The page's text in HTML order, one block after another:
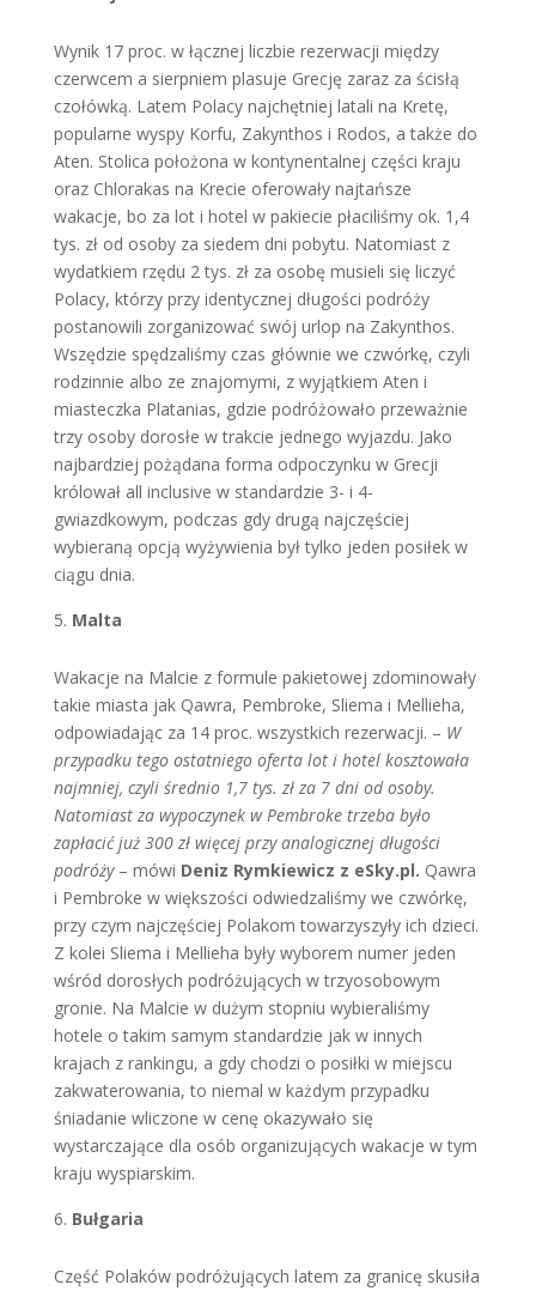
Wynik 17 proc. w łącznej liczbie rezerwacji między
czerwcem a sierpniem plasuje Grecję zaraz za ścisłą
czołówką. Latem Polacy najchętniej latali na Kretę,
popularne wyspy Korfu, Zakynthos i Rodos, a także do
Aten. Stolica położona w kontynentalnej części kraju
oraz Chlorakas na Krecie oferowały najtańsze
wakacje, bo za lot i hotel w pakiecie płaciliśmy ok. 1,4
tys. zł od osoby za siedem dni pobytu. Natomiast z
wydatkiem rzędu 2 tys. zł za osobę musieli się liczyć
Polacy, którzy przy identycznej długości podróży
postanowili zorganizować swój urlop na Zakynthos.
Wszędzie spędzaliśmy czas głównie we czwórkę, czyli
rodzinnie albo ze znajomymi, z wyjątkiem Aten i
miasteczka Platanias, gdzie podróżowało przeważnie
trzy osoby dorosłe w trakcie jednego wyjazdu. Jako
najbardziej pożądana forma odpoczynku w Grecji
królował all inclusive w standardzie 3- i 4-
gwiazdkowym, podczas gdy drugą najczęściej
wybieraną opcją wyżywienia był tylko jeden posiłek w
ciągu dnia.
Malta
Wakacje na Malcie z formule pakietowej zdominowały
takie miasta jak Qawra, Pembroke, Sliema i Mellieha,
odpowiadając za 14 proc. wszystkich rezerwacji. – W
przypadku tego ostatniego oferta lot i hotel kosztowała
najmniej, czyli średnio 1,7 tys. zł za 7 dni od osoby.
Natomiast za wypoczynek w Pembroke trzeba było
zapłacić już 300 zł więcej przy analogicznej długości
podróży – mówi Deniz Rymkiewicz z eSky.pl. Qawra
i Pembroke w większości odwiedzaliśmy we czwórkę,
przy czym najczęściej Polakom towarzyszyły ich dzieci.
Z kolei Sliema i Mellieha były wyborem numer jeden
wśród dorosłych podróżujących w trzyosobowym
gronie. Na Malcie w dużym stopniu wybieraliśmy
hotele o takim samym standardzie jak w innych
krajach z rankingu, a gdy chodzi o posiłki w miejscu
zakwaterowania, to niemal w każdym przypadku
śniadanie wliczone w cenę okazywało się
wystarczające dla osób organizujących wakacje w tym
kraju wyspiarskim.
Bułgaria
Część Polaków podróżujących latem za granicę skusiła